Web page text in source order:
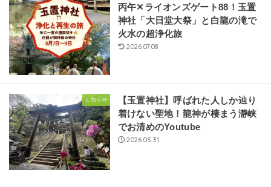
丙午✕ライオンズゲート88！玉置
神社「大日堂大祭」と白龍の滝で
火水の超浄化旅
2026.07.08
お知らせ
【玉置神社】呼ばれた人しか辿り
着けない聖地！龍神が棲まう瀞峡
でお清めのYoutube
2026.05.31